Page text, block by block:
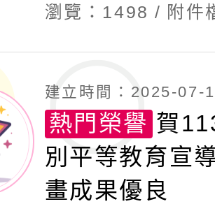
瀏覽：1498
附件
建立時間：2025-07-
熱門榮譽 賀
別平等教育宣
畫成果優良